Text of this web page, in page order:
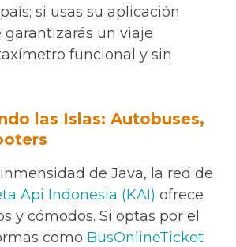
si usas su aplicación
un viaje
funcional y sin
las Islas: Autobuses,
de Java, la red de
Api Indonesia (KAI) ofrece
y cómodos. Si optas por el
como BusOnlineTicket